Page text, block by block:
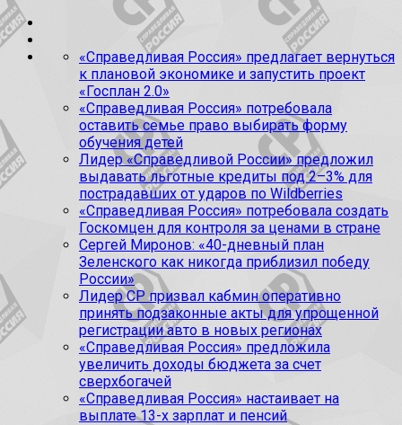
«Справедливая Россия» предлагает вернуться
к плановой экономике и запустить проект
«Госплан 2.0»
«Справедливая Россия» потребовала
оставить семье право выбирать форму
обучения детей
Лидер «Справедливой России» предложил
выдавать льготные кредиты под 2–3% для
пострадавших от ударов по Wildberries
«Справедливая Россия» потребовала создать
Госкомцен для контроля за ценами в стране
Сергей Миронов: «40-дневный план
Зеленского как никогда приблизил победу
России»
Лидер СР призвал кабмин оперативно
принять подзаконные акты для упрощенной
регистрации авто в новых регионах
«Справедливая Россия» предложила
увеличить доходы бюджета за счет
сверхбогачей
«Справедливая Россия» настаивает на
выплате 13-х зарплат и пенсий